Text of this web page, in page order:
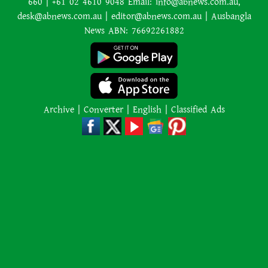
বাংলাদেশের বর্তমান সরকার নিয়ে
হাসিনার মন্তব্য ভারত সমর্থন করে না:
রণধীর জয়সওয়াল
এক শব্দেই সব গুজবের জবাব দিলেন
লিওনেল মেসি
রাজধানীতে গোপন বৈঠক, আওয়ামী
লীগের ৬ নেতাকর্মী গ্রেপ্তার
desk@abnews.com.au | editor@abnews.com.au | Ausbangla
News ABN: 76692261882
Archive | Converter | English | Classified Ads